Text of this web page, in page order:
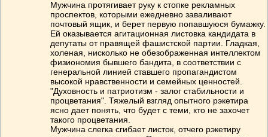
Мужчина протягивает руку к стопке рекламных
проспектов, которыми ежедневно заваливают
почтовый ящик, и берет первую попавшуюся бумажку.
Ей оказывается агитационная листовка кандидата в
депутаты от правящей фашистской партии. Гладкая,
холеная, нисколько не обезображенная интеллектом
физиономия бывшего бандита, в соответствии с
генеральной линией ставшего пропагандистом
высокой нравственности и семейных ценностей.
"Духовность и патриотизм - залог стабильности и
процветания". Тяжелый взгляд опытного рэкетира
ясно дает понять, что будет с теми, кто не захочет
такого процветания.
Мужчина слегка сгибает листок, отчего рэкетиру